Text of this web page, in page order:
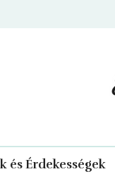
és Érdekességek